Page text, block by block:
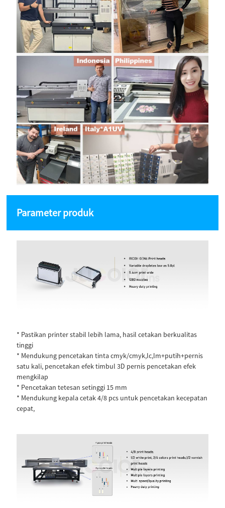
Parameter produk
* Pastikan printer stabil lebih lama, hasil cetakan berkualitas
tinggi
* Mendukung pencetakan tinta cmyk/cmyk,lc,lm+putih+pernis
satu kali, pencetakan efek timbul 3D pernis pencetakan efek
mengkilap
* Pencetakan tetesan setinggi 15 mm
* Mendukung kepala cetak 4/8 pcs untuk pencetakan kecepatan
cepat,